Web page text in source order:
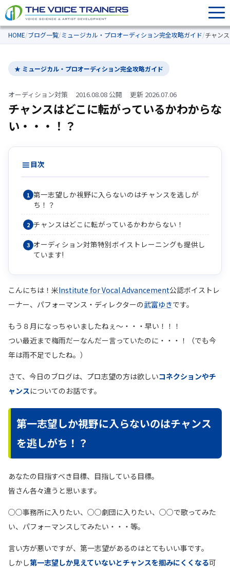
HOME/ブログ一覧/ミュージカル・プロオーディション完全攻略ガイド/チャン
★ ミュージカル・プロオーディション完全攻略ガイド
オーディション対策 2016.08.08 公開 更新 2026.07.06
チャンスはどこに転がっているかわからな
い・・・！？
目次
第一志望しか視野に入らないのはチャンスを逃しが
ち！？
チャンスはどこに転がっているかわからない！
オーディション対策特別ボイストレーニングも提供し
ています!
こんにちは！米Institute for Vocal Advancement公認ボイストレ
ーナー、パフォーマンス・ディレクターの武富ゆきです。
もう８月になっちゃいましたねぇ〜・・・早い！！！
つい最近まで梅雨だーなんだー言っていたのに・・・！（でも今
年は雨不足でしたね。）
さて、今日のブログは、プロ志望の方は欲しいコネクションやチ
ャンスについてのお話です。
第一志望しか視野に入らないのはチャンス
を逃しがち！？
あなたの目指すべき目標、目指している目標。
皆さん各々違うと思います。
○○事務所に入りたい、○○劇団に入りたい、○○で歌ってみた
い、パフォーマンスしてみたい・・・等。
言い方が悪いですが、第一志望があるのはとてもいい事です。
しかし第一志望しか見えていないとチャンスを掴みにくくなる可